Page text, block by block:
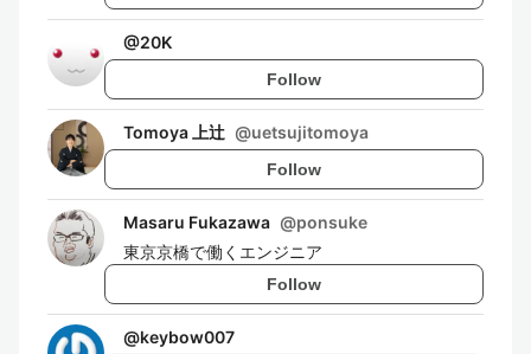
@20K
Follow
Tomoya 上辻 @uetsujitomoya
Follow
Masaru Fukazawa @ponsuke
東京京橋で働くエンジニア
Follow
@keybow007